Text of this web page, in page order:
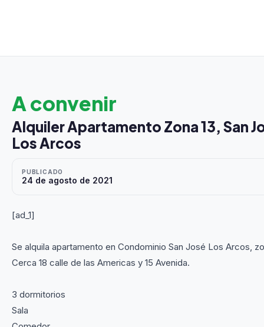
A convenir
Alquiler Apartamento Zona 13, San
Los Arcos
PUBLICADO
24 de agosto de 2021
[ad_1]
Se alquila apartamento en Condominio San José Los Arcos,
Cerca 18 calle de las Americas y 15 Avenida.
3 dormitorios
Sala